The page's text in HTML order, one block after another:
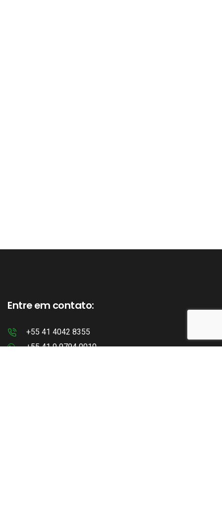
Entre em contato:
+55 41 4042 8355
+55 41 9 9794 0010